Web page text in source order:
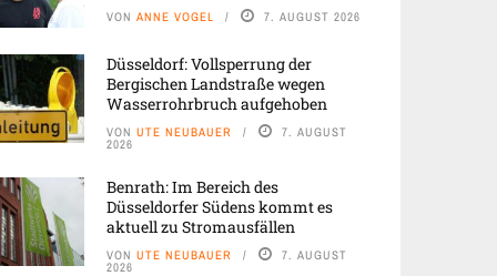
VON ANNE VOGEL 7. AUGUST 2026
Düsseldorf: Vollsperrung der
Bergischen Landstraße wegen
Wasserrohrbruch aufgehoben
VON UTE NEUBAUER 7. AUGUST
2026
Benrath: Im Bereich des
Düsseldorfer Südens kommt es
aktuell zu Stromausfällen
VON UTE NEUBAUER 7. AUGUST
2026